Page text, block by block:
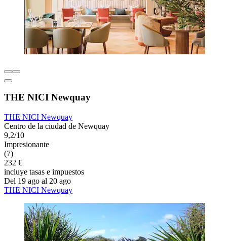
THE NICI Newquay
THE NICI Newquay
Centro de la ciudad de Newquay
9,2/10
Impresionante
(7)
232 €
incluye tasas e impuestos
Del 19 ago al 20 ago
THE NICI Newquay